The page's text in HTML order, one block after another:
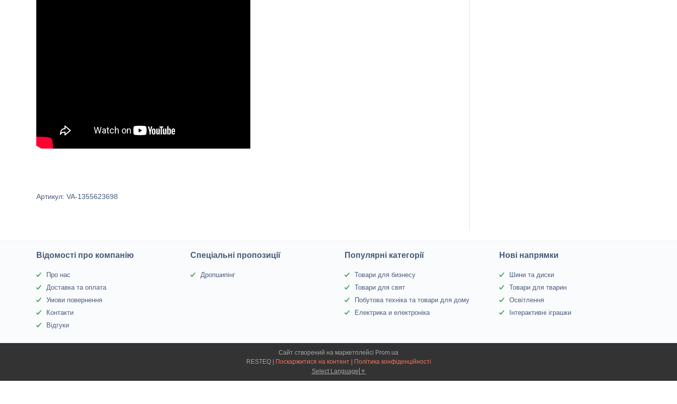
Артикул: VA-1355623698
Відомості про компанію
Про нас
Доставка та оплата
Умови повернення
Контакти
Відгуки
Спеціальні пропозиції
Дропшипінг
Популярні категорії
Товари для бизнесу
Товари для свят
Побутова техніка та товари для дому
Електрика и електроніка
Нові напрямки
Шини та диски
Товари для тварин
Освітлення
Інтерактивні іграшки
Сайт створений на маркетплейсі Prom.ua
Поскаржитися на контент
Політика конфіденційності
Select Language ▼